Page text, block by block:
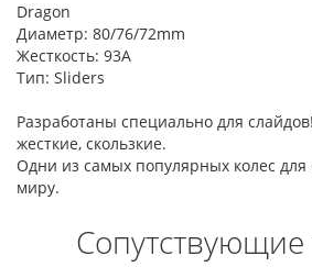
Dragon
Диаметр: 80/76/72mm
Жесткость: 93A
Тип: Sliders
Разработаны специально для
жесткие, скользкие.
Одни из самых популярных колес для
миру.